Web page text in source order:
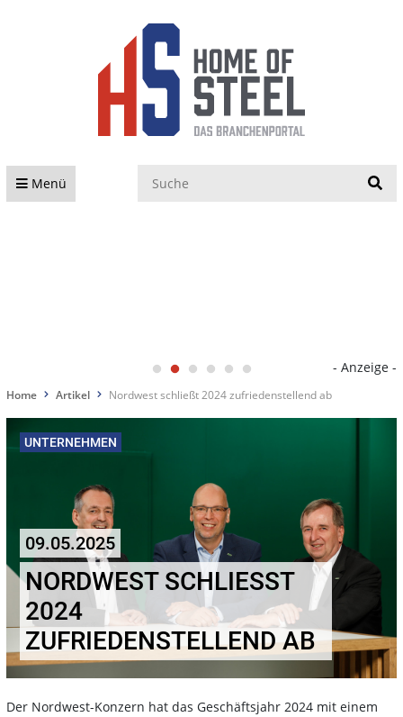
Menü
- Anzeige -
Home Artikel Nordwest schließt 2024 zufriedenstellend ab
UNTERNEHMEN
09.05.2025
NORDWEST SCHLIESST 2
024 Z
UFRIEDENSTELLEND AB
Der Nordwest-Konzern hat das Geschäftsjahr 2024 mit einem